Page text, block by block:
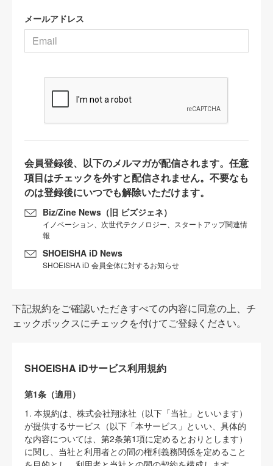
メールアドレス
会員登録後、以下のメルマガが配信されます。任意
項目はチェックを外すと配信されません。不要なも
のは登録後にいつでも解除いただけます。
Biz/Zine News（旧 ビズジェネ）
イノベーション、次世代テクノロジー、スタートアップ関連情
報
SHOEISHA iD News
SHOEISHA iD 会員全体に対するお知らせ
下記規約をご確認いただきすべての内容に同意の上、チ
ェックボックスにチェックを付けてご登録ください。
SHOEISHA iDサービス利用規約
第1条（適用）
1. 本規約は、株式会社翔泳社（以下「当社」といいます）
が提供するサービス（以下「本サービス」といい、具体的
な内容については、第2条第1項に定めるとおりとします）
に関し、当社と利用者との間の権利義務関係を定めること